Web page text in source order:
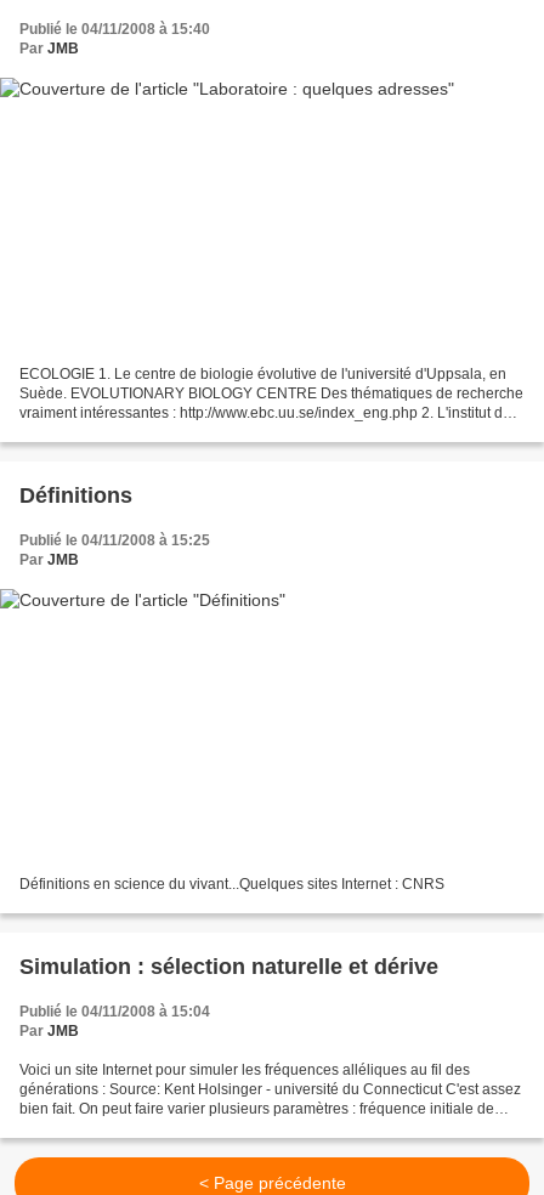
Publié le 04/11/2008 à 15:40
Par JMB
ECOLOGIE 1. Le centre de biologie évolutive de l'université d'Uppsala, en
Suède. EVOLUTIONARY BIOLOGY CENTRE Des thématiques de recherche
vraiment intéressantes : http://www.ebc.uu.se/index_eng.php 2. L'institut des
Définitions
Publié le 04/11/2008 à 15:25
Par JMB
Définitions en science du vivant...Quelques sites Internet : CNRS
Simulation : sélection naturelle et dérive
Publié le 04/11/2008 à 15:04
Par JMB
Voici un site Internet pour simuler les fréquences alléliques au fil des
générations : Source: Kent Holsinger - université du Connecticut C'est assez
bien fait. On peut faire varier plusieurs paramètres : fréquence initiale de
< Page précédente